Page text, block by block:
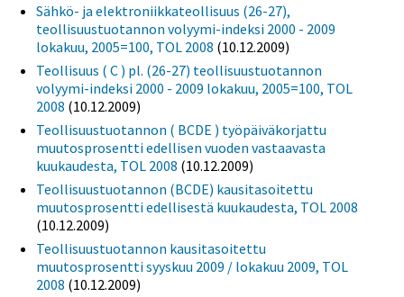
Sähkö- ja elektroniikkateollisuus (26-27),
teollisuustuotannon volyymi-indeksi 2000 - 2009
lokakuu, 2005=100, TOL 2008 (10.12.2009)
Teollisuus ( C ) pl. (26-27) teollisuustuotannon
volyymi-indeksi 2000 - 2009 lokakuu, 2005=100, TOL
2008 (10.12.2009)
Teollisuustuotannon ( BCDE ) työpäiväkorjattu
muutosprosentti edellisen vuoden vastaavasta
kuukaudesta, TOL 2008 (10.12.2009)
Teollisuustuotannon (BCDE) kausitasoitettu
muutosprosentti edellisestä kuukaudesta, TOL 2008
(10.12.2009)
Teollisuustuotannon kausitasoitettu
muutosprosentti syyskuu 2009 / lokakuu 2009, TOL
2008 (10.12.2009)